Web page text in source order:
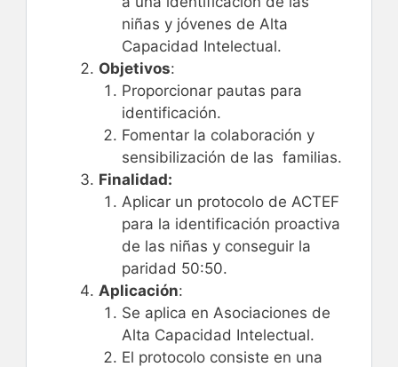
niñas y jóvenes de Alta
Capacidad Intelectual.
Objetivos:
Proporcionar pautas para
identificación.
Fomentar la colaboración y
sensibilización de las familias.
Finalidad:
Aplicar un protocolo de ACTEF
para la identificación proactiva
de las niñas y conseguir la
paridad 50:50.
Aplicación:
Se aplica en Asociaciones de
Alta Capacidad Intelectual.
El protocolo consiste en una